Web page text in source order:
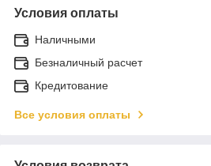
Условия оплаты
Наличными
Безналичный расчет
Кредитование
Все условия оплаты